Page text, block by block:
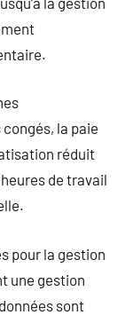
la paie
réduit
de travail
pour la gestion
une gestion
sont